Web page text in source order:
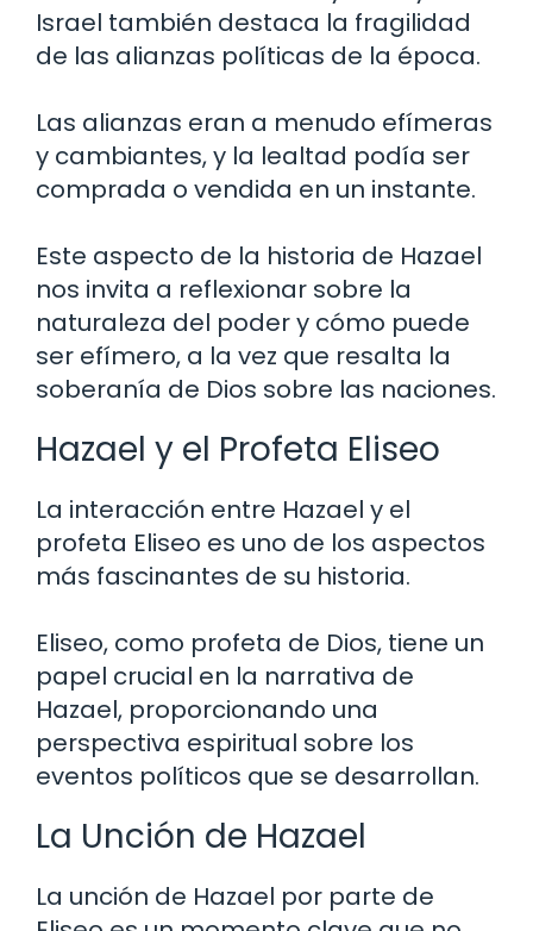
Israel también destaca la fragilidad
de las alianzas políticas de la época.
Las alianzas eran a menudo efímeras
y cambiantes, y la lealtad podía ser
comprada o vendida en un instante.
Este aspecto de la historia de Hazael
nos invita a reflexionar sobre la
naturaleza del poder y cómo puede
ser efímero, a la vez que resalta la
soberanía de Dios sobre las naciones.
Hazael y el Profeta Eliseo
La interacción entre Hazael y el
profeta Eliseo es uno de los aspectos
más fascinantes de su historia.
Eliseo, como profeta de Dios, tiene un
papel crucial en la narrativa de
Hazael, proporcionando una
perspectiva espiritual sobre los
eventos políticos que se desarrollan.
La Unción de Hazael
La unción de Hazael por parte de